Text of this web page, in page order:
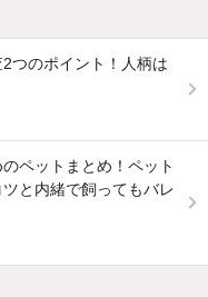
つのポイント！人柄は
ペットまとめ！ペット
と内緒で飼ってもバレ